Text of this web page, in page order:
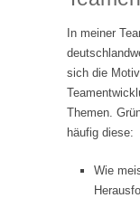
In meiner
sich die
Themen.
häufig diese:
Wie